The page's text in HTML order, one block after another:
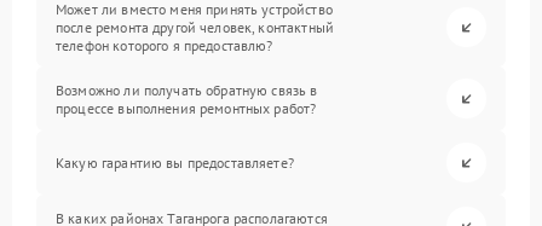
Может ли вместо меня принять устройство
после ремонта другой человек, контактный
телефон которого я предоставлю?
Возможно ли получать обратную связь в
процессе выполнения ремонтных работ?
Какую гарантию вы предоставляете?
В каких районах Таганрога располагаются